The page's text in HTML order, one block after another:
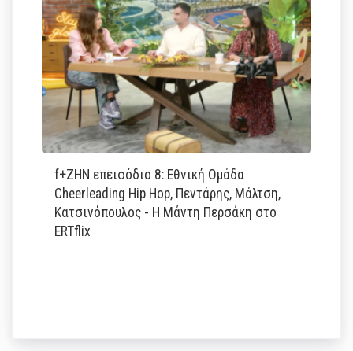
f+ΖΗΝ επεισόδιο 8: Εθνική Ομάδα
Cheerleading Hip Hop, Πεντάρης, Μάλτση,
Κατσινόπουλος - Η Μάντη Περσάκη στο
ERTflix